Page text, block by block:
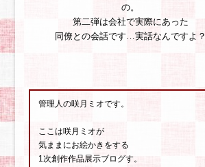
の。
第二弾は会社で実際にあった
同僚との会話です…実話なんですよ？
管理人の咲月ミオです。
ここは咲月ミオが
気ままにお絵かきをする
1次創作作品展示ブログす。